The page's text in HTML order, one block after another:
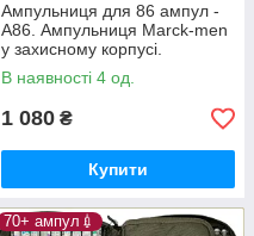
Ампульниця для 86 ампул -
А86. Ампульниця Marck-men
у захисному корпусі.
Ампульниця тактична,
військова
В наявності 4 од.
1 080 ₴
Купити
70+ ампул💉